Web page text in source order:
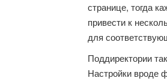
странице, тогда
привести к
для
Поддиректории
Настройки вроде